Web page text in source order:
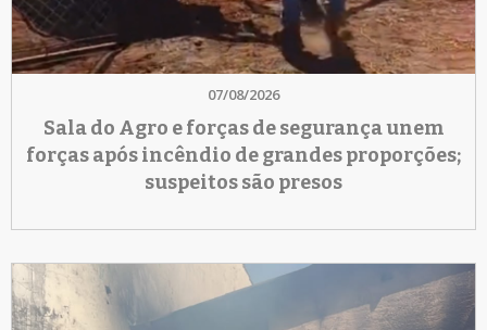
07/08/2026
Sala do Agro e forças de segurança unem
forças após incêndio de grandes proporções;
suspeitos são presos